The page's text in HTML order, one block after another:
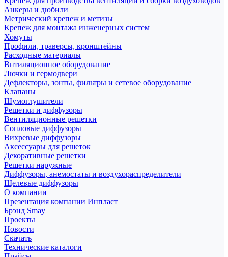
Анкеры и дюбили
Метрический крепеж и метизы
Крепеж для монтажа инженерных систем
Хомуты
Профили, траверсы, кронштейны
Расходные материалы
Внтиляционное оборудование
Лючки и гермодвери
Дефлекторы, зонты, фильтры и сетевое оборудование
Клапаны
Шумоглушители
Решетки и диффузоры
Вентиляционные решетки
Сопловые диффузоры
Вихревые диффузоры
Аксессуары для решеток
Декоративные решетки
Решетки наружные
Диффузоры, анемостаты и воздухораспределители
Щелевые диффузоры
О компании
Презентация компании Инпласт
Брэнд Smay
Проекты
Новости
Скачать
Технические каталоги